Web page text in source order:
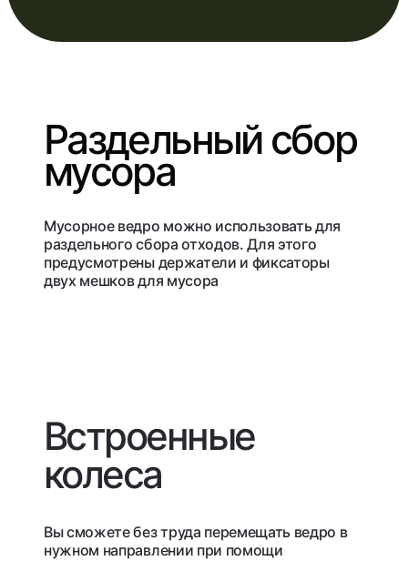
Раздельный сбор
мусора
Мусорное ведро можно использовать для
раздельного сбора отходов. Для этого
предусмотрены держатели и фиксаторы
двух мешков для мусора
Встроенные
колеса
Вы сможете без труда перемещать ведро в
нужном направлении при помощи